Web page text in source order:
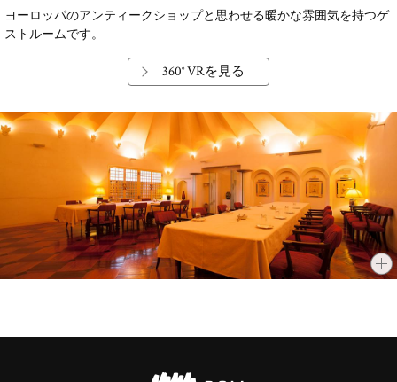
ヨーロッパのアンティークショップと思わせる暖かな雰囲気を持つゲ
ストルームです。
360° VRを見る